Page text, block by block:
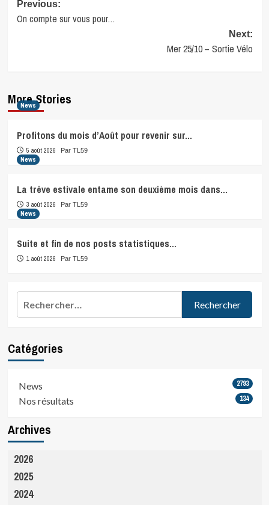
Post
navigation
Previous:
On compte sur vous pour…
Next:
Mer 25/10 – Sortie Vélo
More Stories
News
Profitons du mois d’Août pour revenir sur…
5 août 2026 Par TL59
News
La trêve estivale entame son deuxième mois dans…
3 août 2026 Par TL59
News
Suite et fin de nos posts statistiques…
1 août 2026 Par TL59
Catégories
News 2793
Nos résultats 134
Archives
2026
2025
2024